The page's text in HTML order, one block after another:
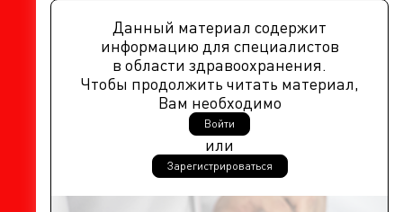
Данный материал содержит
информацию для специалистов
в области здравоохранения.
Чтобы продолжить читать материал,
Вам необходимо
Войти
или
Зарегистрироваться